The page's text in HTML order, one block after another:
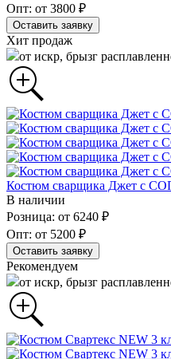
Опт: от 3800 ₽
Оставить заявку
Хит продаж
от искр, брызг
Костюм сварщика Джет с
В наличии
Розница: от 6240 ₽
Опт: от 5200 ₽
Оставить заявку
Рекомендуем
от искр, брызг